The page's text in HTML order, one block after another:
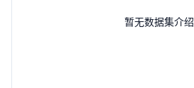
暂无数据集介绍